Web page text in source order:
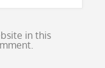
in this